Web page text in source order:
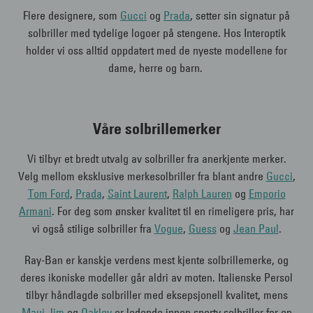
Flere designere, som Gucci og Prada, setter sin signatur på
solbriller med tydelige logoer på stengene. Hos Interoptik
holder vi oss alltid oppdatert med de nyeste modellene for
dame, herre og barn.
Våre solbrillemerker
Vi tilbyr et bredt utvalg av solbriller fra anerkjente merker.
Velg mellom eksklusive merkesolbriller fra blant andre Gucci,
Tom Ford, Prada, Saint Laurent, Ralph Lauren og Emporio
Armani. For deg som ønsker kvalitet til en rimeligere pris, har
vi også stilige solbriller fra Vogue, Guessog Jean Paul.
Ray-Ban er kanskje verdens mest kjente solbrillemerke, og
deres ikoniske modeller går aldri av moten. Italienske Persol
tilbyr håndlagde solbriller med eksepsjonell kvalitet, mens